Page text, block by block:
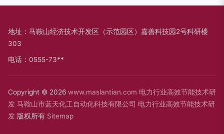
地址：马鞍山经济技术开发区（示范园区）嘉善科技园2号科研楼
303
电话：0555-73**
Copyright © 2026 www.maslantian.com 电力行业高效节能技术研
发 马鞍山市蓝天化工自动化科技有限公司 电力行业高效节能技术研
发 版权所有 Sitemap